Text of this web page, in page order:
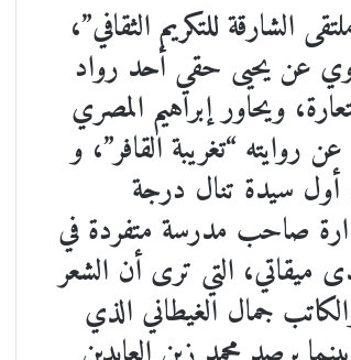
الشارقة للتكريم الثقافي”،
عن يحيى حقي أحد رواد
ويحاور إبراهيم المصري
عن روايته “تغريبة القافر”، و
أول سيدة تنال درجة
صاحب مدرسة متفردة في
ميقاتي، التي ترى أن الشعر
جمال الغيطاني الذي